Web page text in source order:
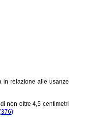
in relazione alle usanze
non oltre 4,5 centimetri